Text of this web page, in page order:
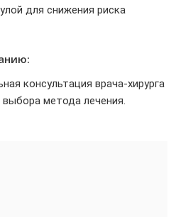
для снижения риска
консультация врача-хирурга
метода лечения.